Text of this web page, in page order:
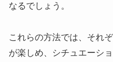
なるでしょう。
これらの方法では、それ
が楽しめ、シチュエーシ